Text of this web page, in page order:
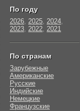
По году
2026, 2025, 2024,
2023, 2022, 2021
По странам
Зарубежные
Американские
Русские
Индийские
Немецкие
Французские